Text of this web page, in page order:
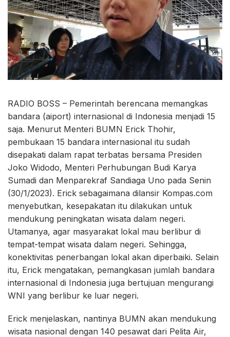
RADIO BOSS – Pemerintah berencana memangkas
bandara (aiport) internasional di Indonesia menjadi 15
saja. Menurut Menteri BUMN Erick Thohir,
pembukaan 15 bandara internasional itu sudah
disepakati dalam rapat terbatas bersama Presiden
Joko Widodo, Menteri Perhubungan Budi Karya
Sumadi dan Menparekraf Sandiaga Uno pada Senin
(30/1/2023). Erick sebagaimana dilansir Kompas.com
menyebutkan, kesepakatan itu dilakukan untuk
mendukung peningkatan wisata dalam negeri.
Utamanya, agar masyarakat lokal mau berlibur di
tempat-tempat wisata dalam negeri. Sehingga,
konektivitas penerbangan lokal akan diperbaiki. Selain
itu, Erick mengatakan, pemangkasan jumlah bandara
internasional di Indonesia juga bertujuan mengurangi
WNI yang berlibur ke luar negeri.
Erick menjelaskan, nantinya BUMN akan mendukung
wisata nasional dengan 140 pesawat dari Pelita Air,